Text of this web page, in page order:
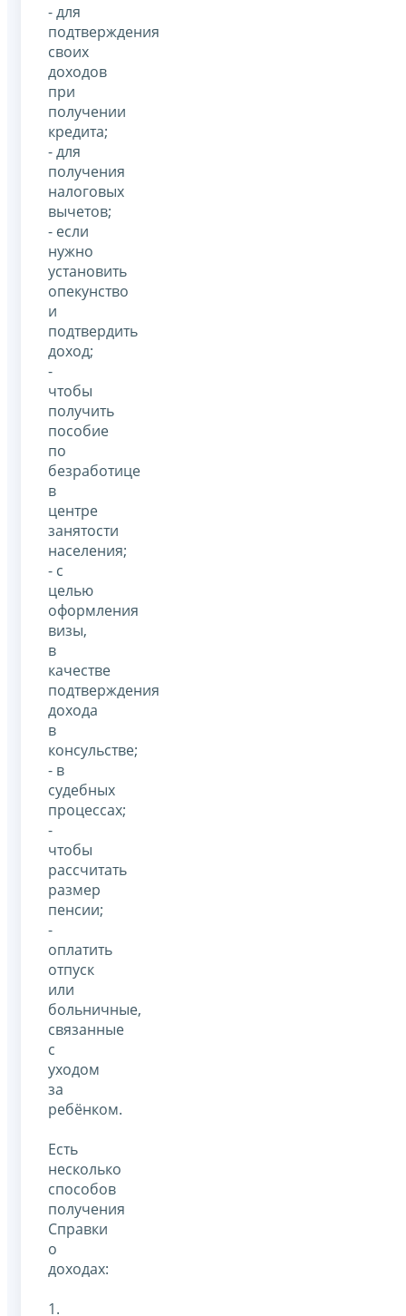
- для
подтверждения
своих
доходов
при
получении
кредита;
- для
получения
налоговых
вычетов;
- если
нужно
установить
опекунство
и
подтвердить
доход;
-
чтобы
получить
пособие
по
безработице
в
центре
занятости
населения;
- с
целью
оформления
визы,
в
качестве
подтверждения
дохода
в
консульстве;
- в
судебных
процессах;
-
чтобы
рассчитать
размер
пенсии;
-
оплатить
отпуск
или
больничные,
связанные
с
уходом
за
ребёнком.
Есть
несколько
способов
получения
Справки
о
доходах:
1.